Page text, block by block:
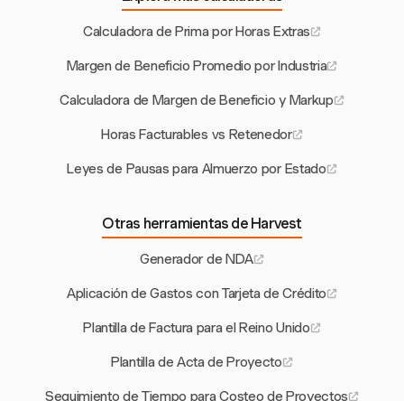
Calculadora de Prima por Horas Extras
Margen de Beneficio Promedio por Industria
Calculadora de Margen de Beneficio y Markup
Horas Facturables vs Retenedor
Leyes de Pausas para Almuerzo por Estado
Otras herramientas de Harvest
Generador de NDA
Aplicación de Gastos con Tarjeta de Crédito
Plantilla de Factura para el Reino Unido
Plantilla de Acta de Proyecto
Seguimiento de Tiempo para Costeo de Proyectos